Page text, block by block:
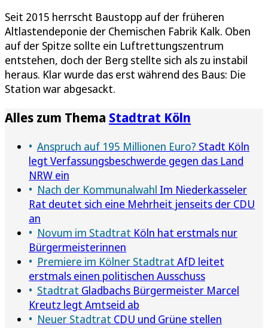
Seit 2015 herrscht Baustopp auf der früheren
Altlastendeponie der Chemischen Fabrik Kalk. Oben
auf der Spitze sollte ein Luftrettungszentrum
entstehen, doch der Berg stellte sich als zu instabil
heraus. Klar wurde das erst während des Baus: Die
Station war abgesackt.
Alles zum Thema Stadtrat Köln
Anspruch auf 195 Millionen Euro? Stadt Köln
legt Verfassungsbeschwerde gegen das Land
NRW ein
Nach der Kommunalwahl Im Niederkasseler
Rat deutet sich eine Mehrheit jenseits der CDU
an
Novum im Stadtrat Köln hat erstmals nur
Bürgermeisterinnen
Premiere im Kölner Stadtrat AfD leitet
erstmals einen politischen Ausschuss
Stadtrat Gladbachs Bürgermeister Marcel
Kreutz legt Amtseid ab
Neuer Stadtrat CDU und Grüne stellen